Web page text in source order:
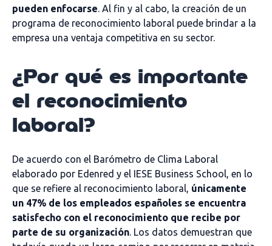
pueden enfocarse. Al fin y al cabo, la creación de un
programa de reconocimiento laboral puede brindar a la
empresa una ventaja competitiva en su sector.
¿Por qué es importante
el reconocimiento
laboral?
De acuerdo con el Barómetro de Clima Laboral
elaborado por Edenred y el IESE Business School, en lo
que se refiere al reconocimiento laboral, únicamente
un 47% de los empleados españoles se encuentra
satisfecho con el reconocimiento que recibe por
parte de su organización. Los datos demuestran que